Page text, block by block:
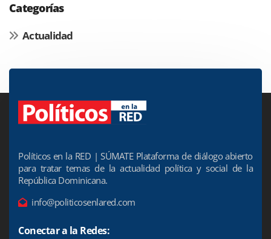
Categorías
Actualidad
Políticos en la RED | SÚMATE Plataforma de diálogo abierto
para tratar temas de la actualidad política y social de la
República Dominicana.
info@politicosenlared.com
Conectar a la Redes: